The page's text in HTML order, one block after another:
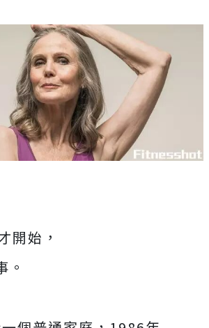
開始，
。